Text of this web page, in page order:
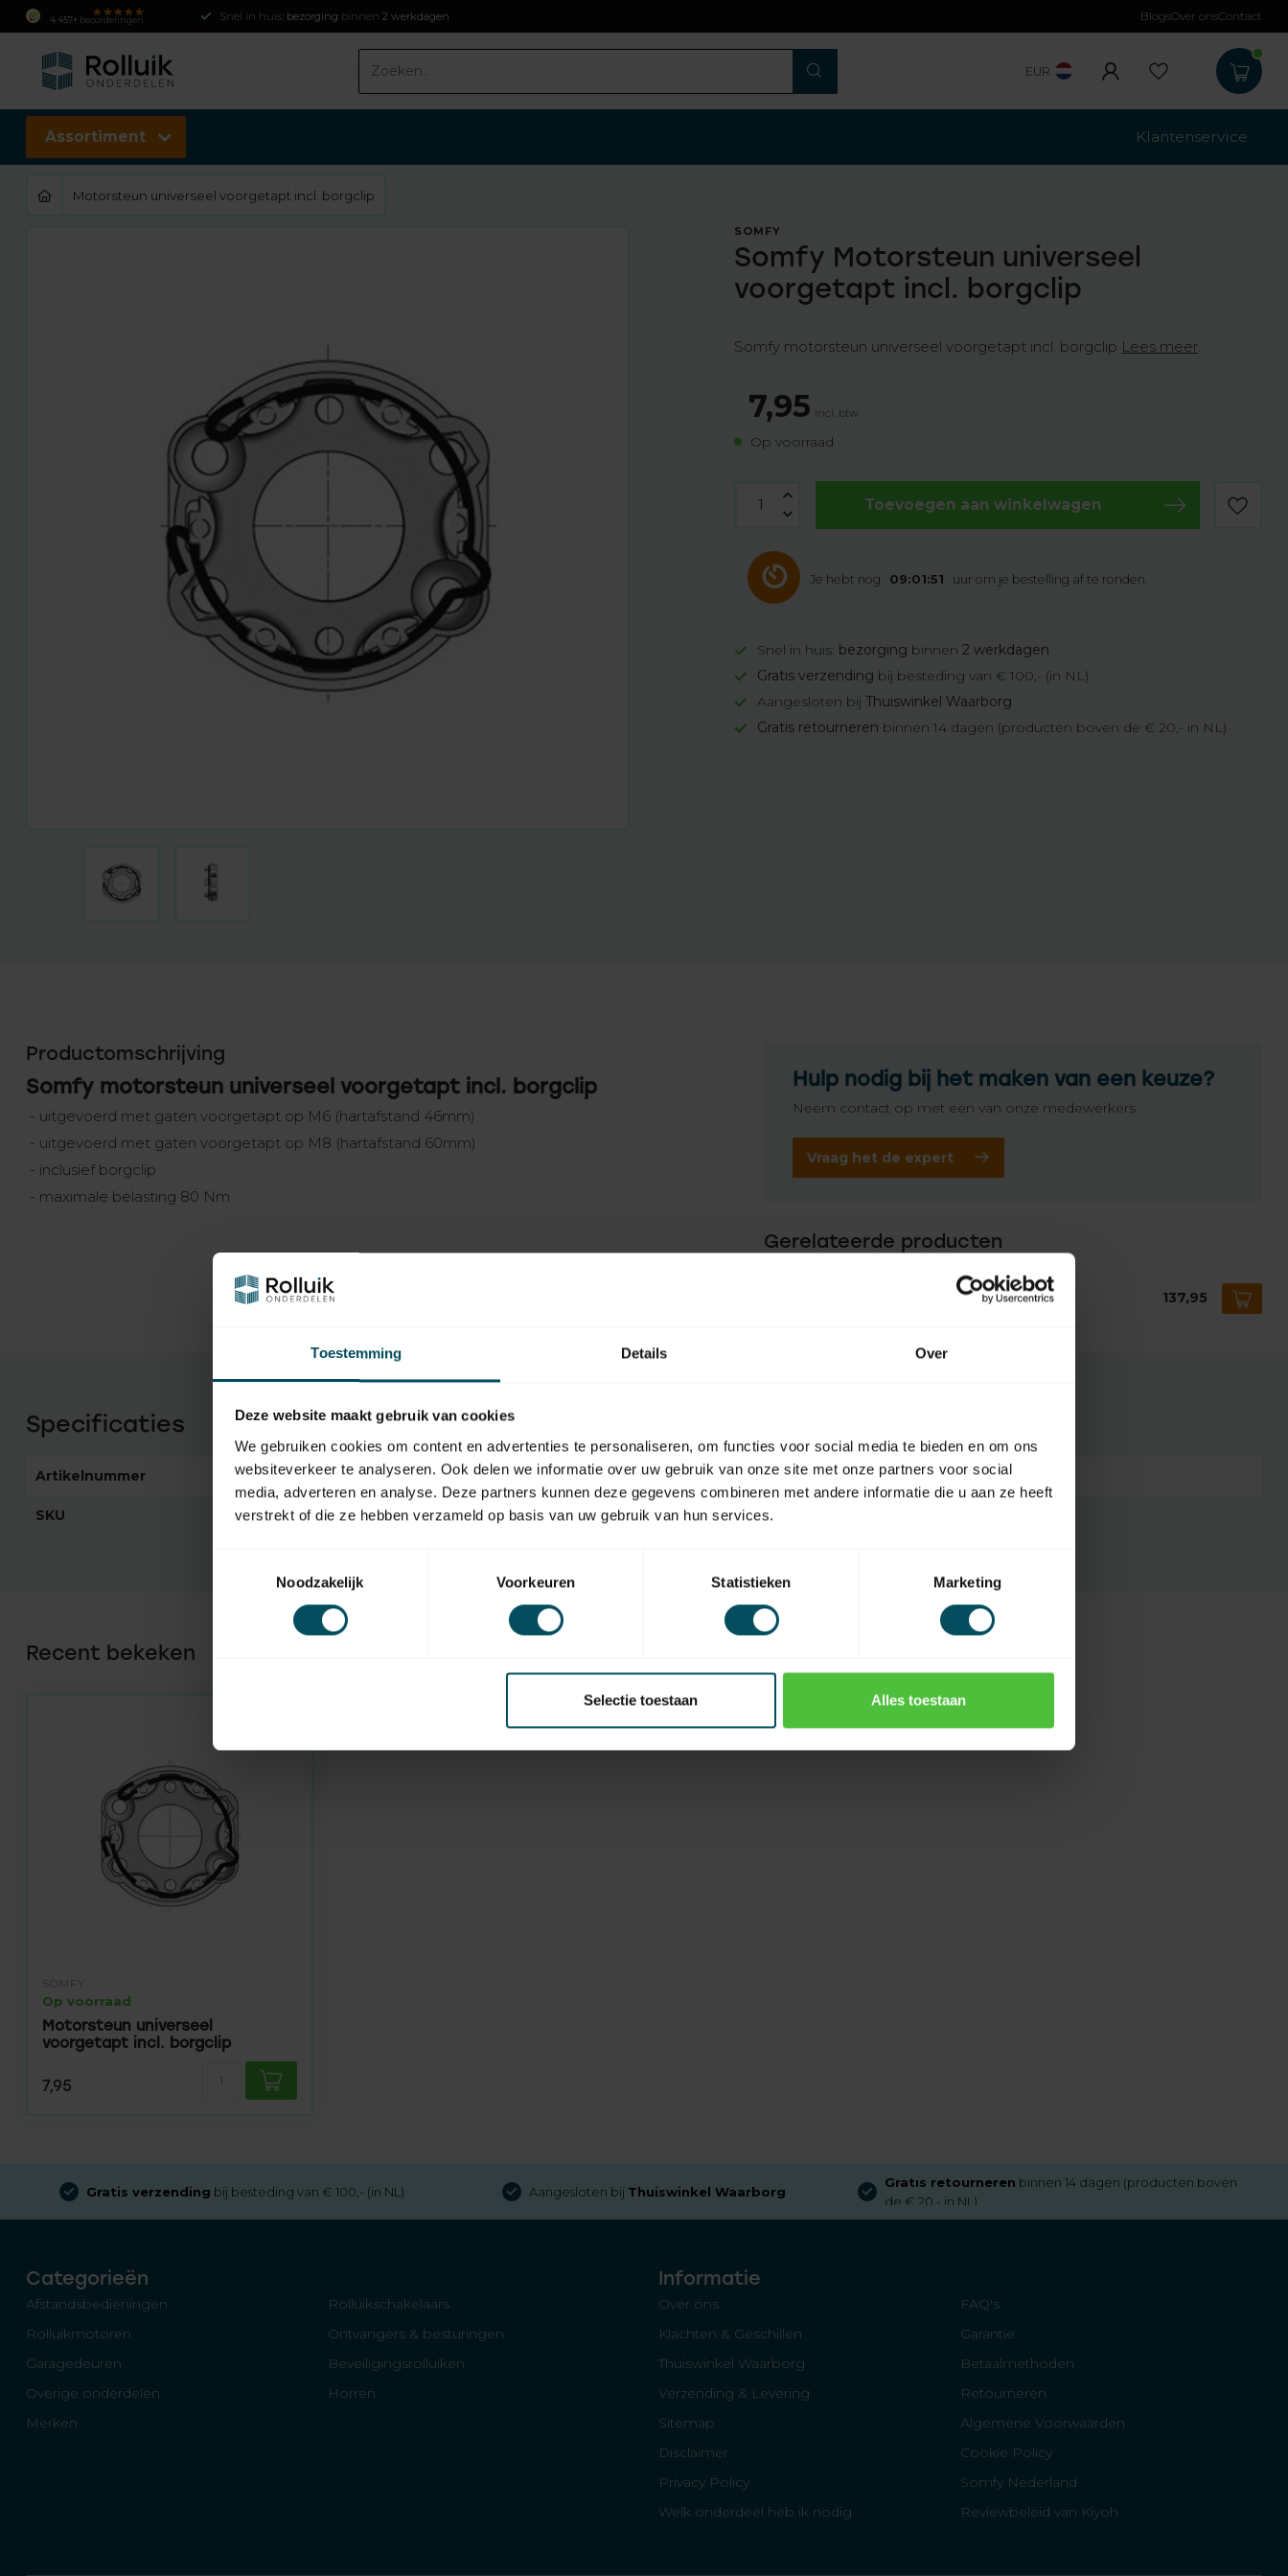
Toestemming Details Over
Deze website maakt gebruik van cookies
We gebruiken cookies om content en advertenties te personaliseren, om functies voor social media te bieden en om ons
websiteverkeer te analyseren. Ook delen we informatie over uw gebruik van onze site met onze partners voor social
media, adverteren en analyse. Deze partners kunnen deze gegevens combineren met andere informatie die u aan ze heeft
verstrekt of die ze hebben verzameld op basis van uw gebruik van hun services.
Noodzakelijk
Voorkeuren Statistieken Marketing
Selectie toestaan Alles toestaan
4.457+ beoordelingen Snel in huis: bezorging binnen 2 werkdagen Gratis verzending
BlogsOver onsContact
EUR
Assortiment Klantenservice
Motorsteun universeel voorgetapt incl. borgclip
SOMFY
Somfy Motorsteun universeel
voorgetapt incl. borgclip
Somfy motorsteun universeel voorgetapt incl. borgclip Lees meer.
7,95 Incl. btw
Op voorraad
Toevoegen aan winkelwagen
Je hebt nog 09:01:50 uur om je bestelling af te ronden.
Snel in huis: bezorging binnen2 werkdagen
Gratis verzending bij besteding van € 100,- (in NL)
Aangesloten bijThuiswinkel Waarborg
Gratis retourneren binnen 14 dagen (producten boven de € 20,- in NL)
Productomschrijving
Somfy motorsteun universeel voorgetapt incl. borgclip
- uitgevoerd met gaten voorgetapt op M6 (hartafstand 46mm)
- uitgevoerd met gaten voorgetapt op M8 (hartafstand 60mm)
- inclusief borgclip
- maximale belasting 80 Nm
Hulp nodig bij het maken van een keuze?
Neem contact op met een van onze medewerkers
Vraag het de expert
Gerelateerde producten
Somfy Solus buismotor 137,95
Specificaties
Artikelnummer 1169 EAN Code 3264680356032
SKU 9910001
Recent bekeken
SOMFY
Op voorraad
Motorsteun universeel
voorgetapt incl. borgclip
7,95
Gratis verzending bij besteding van € 100,- (in NL) Aangesloten bij Thuiswinkel Waarborg
Gratis retourneren binnen 14 dagen (producten boven
de € 20,- in NL)
Categorieën
Afstandsbedieningen
Rolluikschakelaars
Rolluikmotoren
Ontvangers & besturingen
Garagedeuren
Beveiligingsrolluiken
Overige onderdelen
Horren
Merken
Informatie
Over ons
FAQ's
Klachten & Geschillen
Garantie
Thuiswinkel Waarborg
Betaalmethoden
Verzending & Levering
Retourneren
Sitemap
Algemene Voorwaarden
Disclaimer
Cookie Policy
Privacy Policy
Somfy Nederland
Welk onderdeel heb ik nodig
Reviewbeleid van Kiyoh